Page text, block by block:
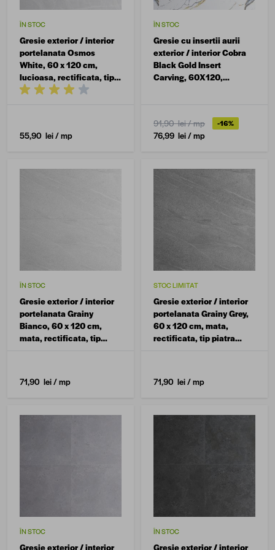
ÎN STOC
Gresie exterior / interior
portelanata Osmos
White, 60 x 120 cm,
lucioasa, rectificata, tip
marmura
55,90 lei/ mp
ÎN STOC
Gresie cu insertii aurii
exterior / interior Cobra
Black Gold Insert
Carving, 60X120,
91,90 lei/ mp -16%
76,99 lei/ mp
ÎN STOC
Gresie exterior / interior
portelanata Grainy
Bianco, 60 x 120 cm,
mata, rectificata, tip
71,90 lei/ mp
STOC LIMITAT
Gresie exterior / interior
portelanata Grainy Grey,
60 x 120 cm, mata,
rectificata, tip piatra
71,90 lei/ mp
ÎN STOC
Gresie exterior / interior
ÎN STOC
Gresie exterior / interior